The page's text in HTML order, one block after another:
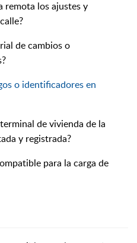
remota los ajustes y
de cambios o
o identificadores en
de vivienda de la
y registrada?
para la carga de